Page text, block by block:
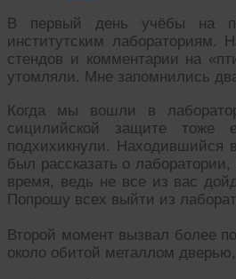
В первый день учёбы на
институтским лабораториям.
стендов и комментарии на
утомляли. Мне запомнились
Когда мы вошли в
сицилийской защите тоже
подхихикнули. Находившийся
был рассказать о
время, ведь не все из вас
Попрошу всех выйти из
Второй момент вызвал более
около обитой металлом